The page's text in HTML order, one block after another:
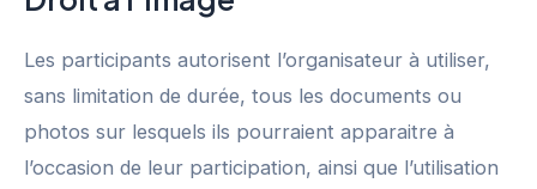
Les participants autorisent l’organisateur à utiliser,
sans limitation de durée, tous les documents ou
photos sur lesquels ils pourraient apparaitre à
l’occasion de leur participation, ainsi que l’utilisation